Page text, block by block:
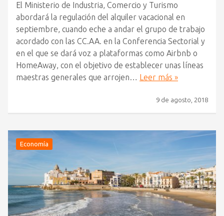
El Ministerio de Industria, Comercio y Turismo
abordará la regulación del alquiler vacacional en
septiembre, cuando eche a andar el grupo de trabajo
acordado con las CC.AA. en la Conferencia Sectorial y
en el que se dará voz a plataformas como Airbnb o
HomeAway, con el objetivo de establecer unas líneas
maestras generales que arrojen… Leer más »
9 de agosto, 2018
Economía